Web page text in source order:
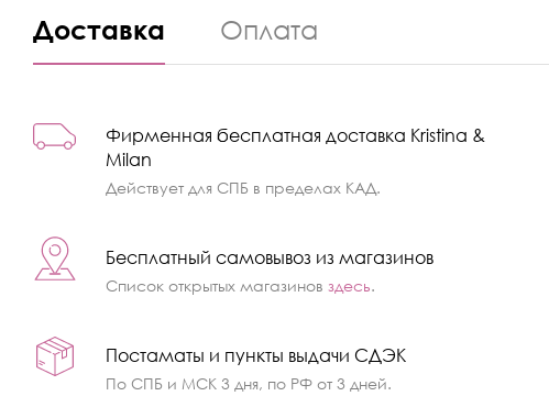
Доставка Оплата
Фирменная бесплатная доставка Kristina &
Milan
Действует для СПБ в пределах КАД.
Бесплатный самовывоз из магазинов
Список открытых магазиновздесь.
Постаматы и пункты выдачи СДЭК
По СПБ и МСК 3 дня, по РФ от 3 дней.